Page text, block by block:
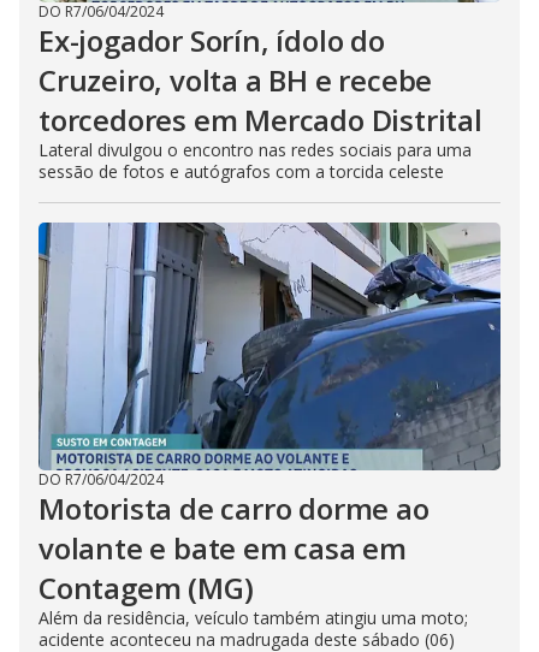
DO R7/06/04/2024
Ex-jogador Sorín, ídolo do
Cruzeiro, volta a BH e recebe
torcedores em Mercado Distrital
Lateral divulgou o encontro nas redes sociais para uma
sessão de fotos e autógrafos com a torcida celeste
DO R7/06/04/2024
Motorista de carro dorme ao
volante e bate em casa em
Contagem (MG)
Além da residência, veículo também atingiu uma moto;
acidente aconteceu na madrugada deste sábado (06)